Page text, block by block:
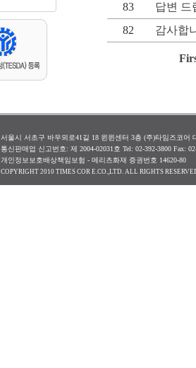
83
답변 드
82
감사합
서울시 서초구 바우뫼로41길 18 윈윈센터 3층 (주)타임즈코어
통신판매업 신고번호: 제 2004-02031호 Tel: 02-392-3800 Fax:
개인정보보호배상책임보험 - 메리츠화재 증권번호 14620-80
COPYRIGHT 2010 TIMES COR E.CO.,LTD. ALL RIGHTS